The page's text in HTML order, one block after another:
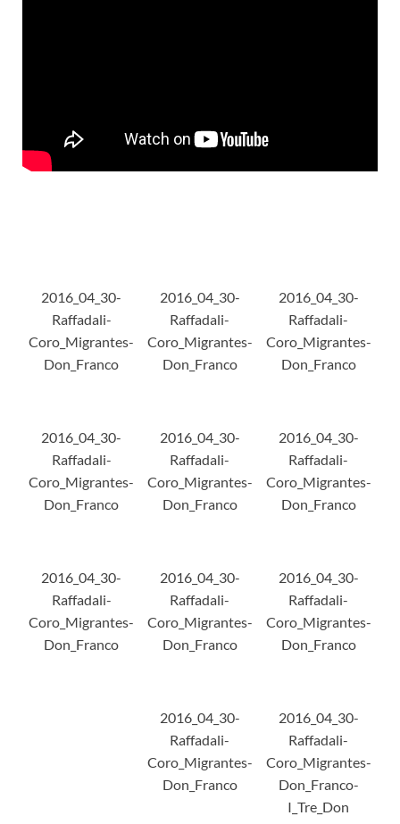
2016_04_30-
Raffadali-
Coro_Migrantes-
Don_Franco
2016_04_30-
Raffadali-
Coro_Migrantes-
Don_Franco
2016_04_30-
Raffadali-
Coro_Migrantes-
Don_Franco
2016_04_30-
Raffadali-
Coro_Migrantes-
Don_Franco
2016_04_30-
Raffadali-
Coro_Migrantes-
Don_Franco
2016_04_30-
Raffadali-
Coro_Migrantes-
Don_Franco
2016_04_30-
Raffadali-
Coro_Migrantes-
Don_Franco
2016_04_30-
Raffadali-
Coro_Migrantes-
Don_Franco
2016_04_30-
Raffadali-
Coro_Migrantes-
Don_Franco
2016_04_30-
Raffadali-
Coro_Migrantes-
Don_Franco
2016_04_30-
Raffadali-
Coro_Migrantes-
Don_Franco-
I_Tre_Don